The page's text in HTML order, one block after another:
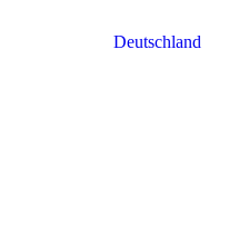
Deutschland